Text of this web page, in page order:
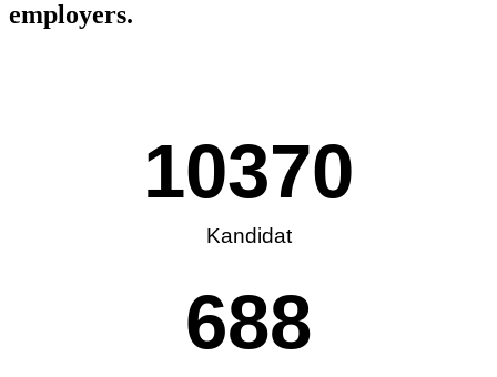
employers.
10370
Kandidat
688